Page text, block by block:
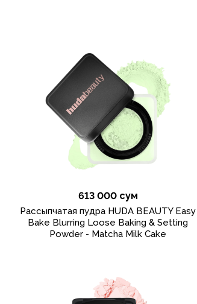
613 000 сум
Рассыпчатая пудра HUDA BEAUTY Easy
Bake Blurring Loose Baking & Setting
Powder - Matcha Milk Cake